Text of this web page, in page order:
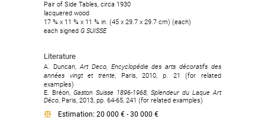
Pair of Side Tables, circa 1930
lacquered wood
17 ¾ x 11 ¾ x 11 ¾ in. (45 x 29.7 x 29.7 cm) (each)
each signed G SUISSE
Literature
A. Duncan,Art Deco, Encyclopédie des arts décoratifs des
années vingt et trente, Paris, 2010, p. 21 (for related
examples)
E. Bréon, Gaston Suisse 1896-1968, Splendeur du Laque Art
Déco, Paris, 2013, pp. 64-65, 241 (for related examples)
Estimation: 20 000 € - 30 000 €